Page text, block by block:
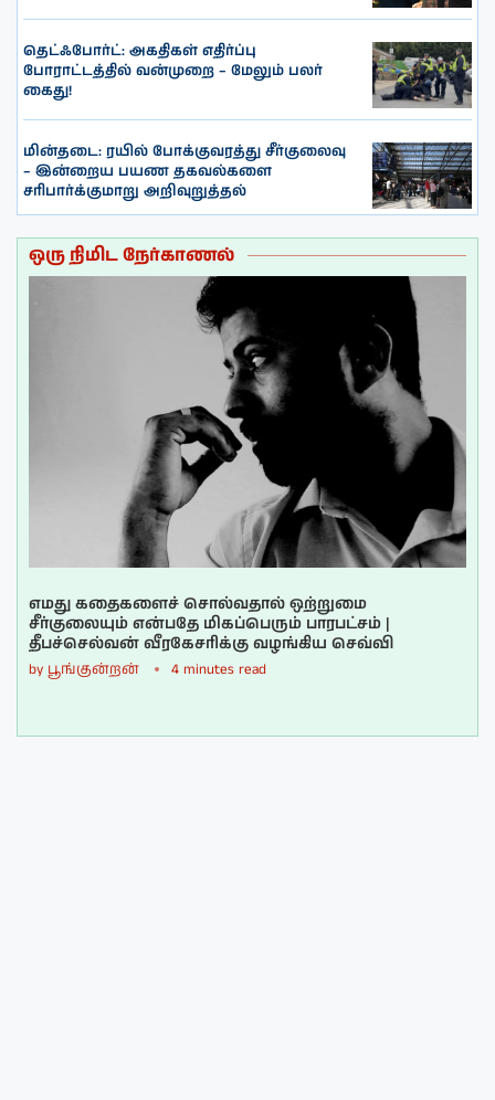
தெட்ஃபோர்ட்: அகதிகள் எதிர்ப்பு
போராட்டத்தில் வன்முறை – மேலும் பலர்
கைது!
மின்தடை: ரயில் போக்குவரத்து சீர்குலைவு
– இன்றைய பயண தகவல்களை
சரிபார்க்குமாறு அறிவுறுத்தல்
ஒரு நிமிட நேர்காணல்
எமது கதைகளைச் சொல்வதால் ஒற்றுமை
சீர்குலையும் என்பதே மிகப்பெரும் பாரபட்சம் |
தீபச்செல்வன் வீரகேசரிக்கு வழங்கிய செவ்வி
by பூங்குன்றன் 4 minutes read